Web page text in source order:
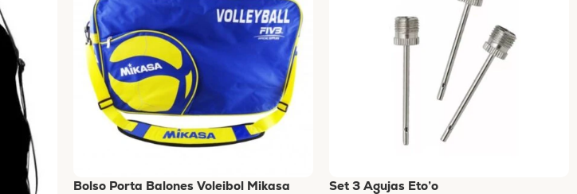
Bolso Porta Balones Voleibol Mikasa Set 3 Agujas Eto’o